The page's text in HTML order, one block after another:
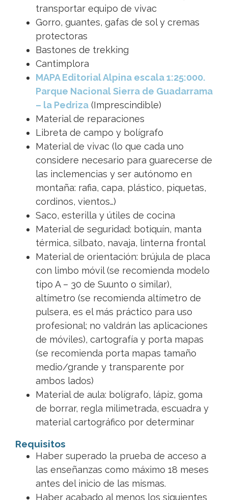
transportar equipo de vivac
Gorro, guantes, gafas de sol y cremas
protectoras
Bastones de trekking
Cantimplora
MAPA Editorial Alpina escala 1:25:000.
Parque Nacional Sierra de Guadarrama
– la Pedriza (Imprescindible)
Material de reparaciones
Libreta de campo y bolígrafo
Material de vivac (lo que cada uno
considere necesario para guarecerse de
las inclemencias y ser autónomo en
montaña: rafia, capa, plástico, piquetas,
cordinos, vientos…)
Saco, esterilla y útiles de cocina
Material de seguridad: botiquín, manta
térmica, silbato, navaja, linterna frontal
Material de orientación: brújula de placa
con limbo móvil (se recomienda modelo
tipo A – 30 de Suunto o similar),
altímetro (se recomienda altímetro de
pulsera, es el más práctico para uso
profesional; no valdrán las aplicaciones
de móviles), cartografía y porta mapas
(se recomienda porta mapas tamaño
medio/grande y transparente por
ambos lados)
Material de aula: bolígrafo, lápiz, goma
de borrar, regla milimetrada, escuadra y
material cartográfico por determinar
Requisitos
Haber superado la prueba de acceso a
las enseñanzas como máximo 18 meses
antes del inicio de las mismas.
Haber acabado al menos los siguientes